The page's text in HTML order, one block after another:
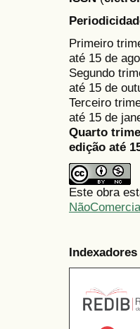
Primeiro
até 15 de
Segundo
até 15 de
Terceiro
até 15 de
Quarto
edição até
Este obra
Indexadores